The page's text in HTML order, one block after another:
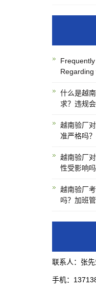
Regarding
什么是越
求？违规
越南验厂
准严格吗
越南验厂
性受影响
越南验厂
吗？加班
联系人：张先
手机：